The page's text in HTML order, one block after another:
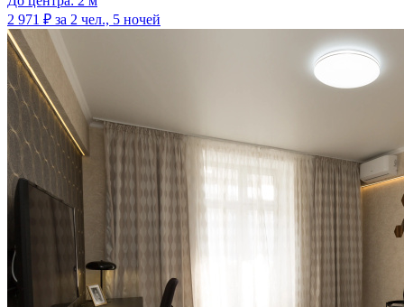
2 971 ₽ за 2 чел., 5 ночей